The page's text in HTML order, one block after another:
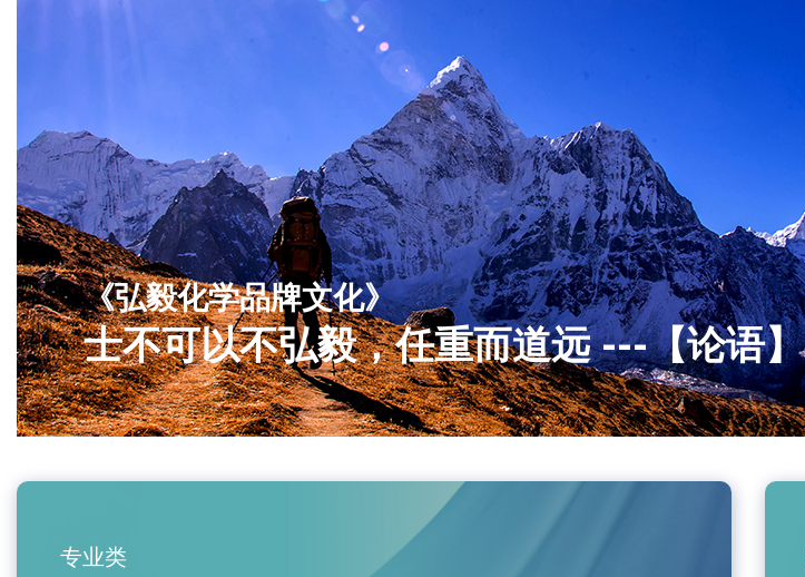
《弘毅化学品牌文化》
士不可以不弘毅，任重而道远 ---【论语】
专业类